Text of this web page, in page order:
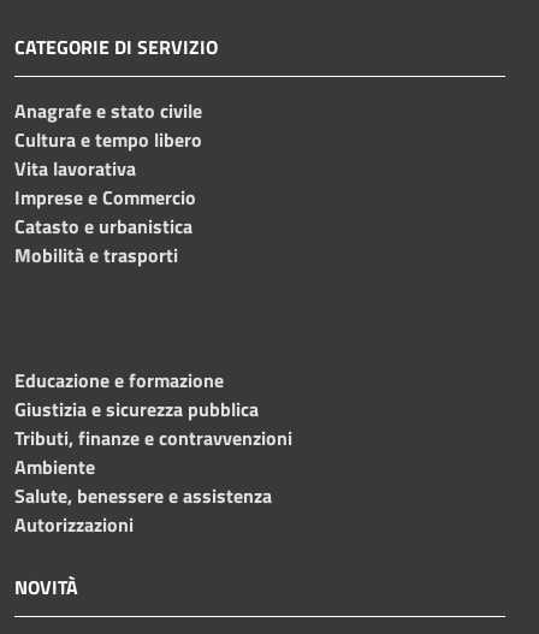
CATEGORIE DI SERVIZIO
Anagrafe e stato civile
Cultura e tempo libero
Vita lavorativa
Imprese e Commercio
Catasto e urbanistica
Mobilità e trasporti
Educazione e formazione
Giustizia e sicurezza pubblica
Tributi, finanze e contravvenzioni
Ambiente
Salute, benessere e assistenza
Autorizzazioni
NOVITÀ